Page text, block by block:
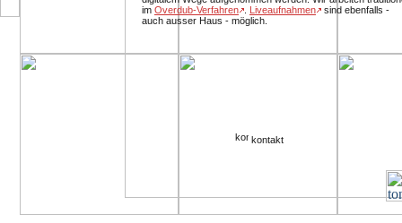
im Overdub-Verfahren Liveaufnahmen
sind ebenfalls -
auch ausser Haus - möglich.
kontakt